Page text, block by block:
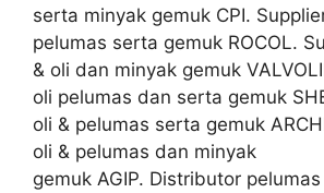
serta minyak gemuk CPI.
pelumas serta gemuk ROCOL.
& oli dan minyak gemuk
oli pelumas dan serta gemuk
oli & pelumas serta gemuk
oli & pelumas dan minyak
gemuk AGIP. Distributor pelumas